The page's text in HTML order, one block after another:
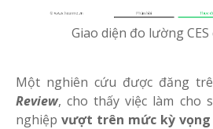
Giao diện đo lường
Một nghiên cứu được đăng
Review, cho thấy việc làm cho
nghiệp vượt trên mức kỳ vọng